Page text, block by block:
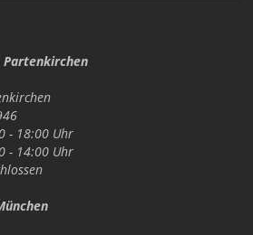
- 18:00 Uhr
- 14:00 Uhr